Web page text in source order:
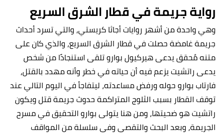
رواية جريمة في قطار الشرق السريع
وهي واحدة من أشهر روايات أجاثا كريستي، والتي تسرد أحداث
جريمة غامضة حصلت في قطار الشرق السريع، والذي كان على
متنه مُحقق يدعى هيركيول بوارو تلقى استنجادًا من شخص
يدعى راتشيت يزعم فيه أن حياته في خطر وأنه مهدد بالقتل،
فارتاب بوارو حوله ورفض مساعدته، ليتفاجأ في اليوم التالي عند
توقف القطار بسبب الثلوج المتراكمة حدوث جريمة قتل ويكون
راتشيت هو ضحيتها، ومن هنا يتولى بوارو التحقيق في مسرح
الجريمة، وبعد البحث والتقصي وفي سلسلة من المواقف